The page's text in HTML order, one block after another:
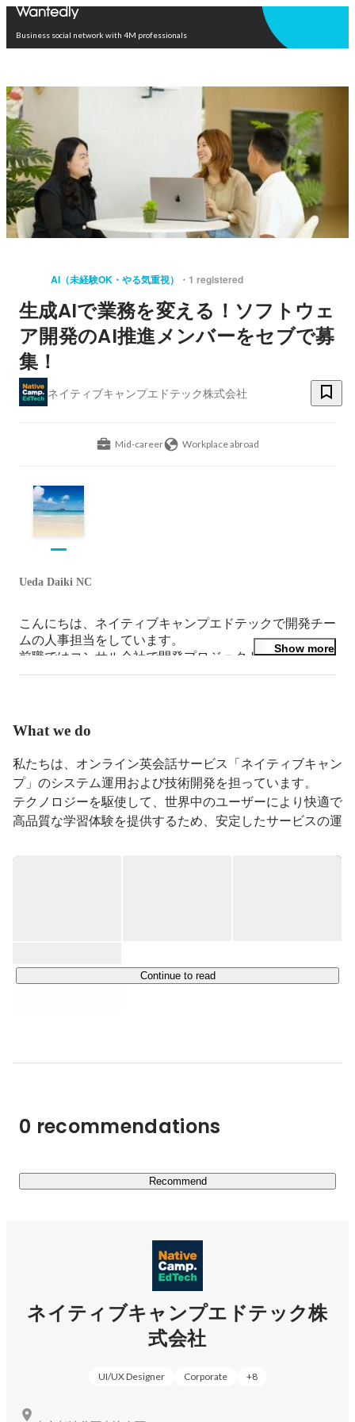
Business social network with 4M professionals
AI（未経験OK・やる気重視） 1 registered
生成AIで業務を変える！ソフトウェ
ア開発のAI推進メンバーをセブで募
集！
ネイティブキャンプエドテック株式会社
Mid-career Workplace abroad
Ueda Daiki NC
こんにちは、ネイティブキャンプエドテックで開発チー
ムの人事担当をしています。
前職ではコンサル会社で開発プロジェクトに関わり、そ
の後、英語力を伸ばしたくてフィリピンへ飛び込みまし
ださい！
Show more
What we do
私たちは、オンライン英会話サービス「ネイティブキャン
プ」のシステム運用および技術開発を担っています。
テクノロジーを駆使して、世界中のユーザーにより快適で
高品質な学習体験を提供するため、安定したサービスの運
おいてサービスを展開するなど、その規模は急速に拡大し
Continue to read
0 recommendations
Recommend
ネイティブキャンプエドテック株
式会社
UI/UX Designer Corporate +8